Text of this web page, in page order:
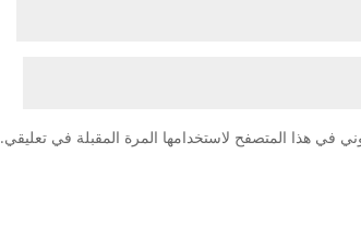
في هذا المتصفح لاستخدامها المرة المقبلة في تعليقي.